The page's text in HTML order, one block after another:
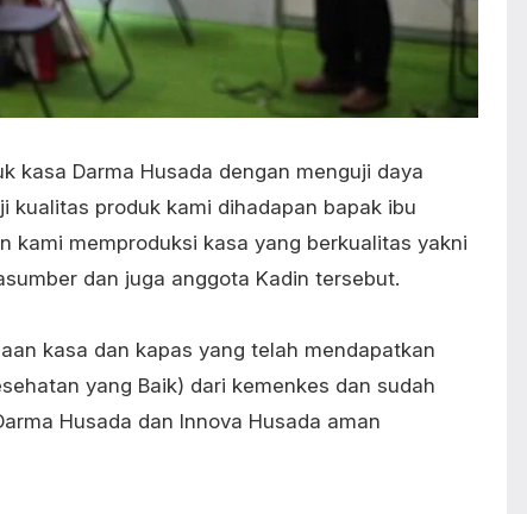
kasa Darma Husada dengan menguji daya
kualitas produk kami dihadapan bapak ibu
kami memproduksi kasa yang berkualitas yakni
dan juga anggota Kadin tersebut.
kasa dan kapas yang telah mendapatkan
yang Baik) dari kemenkes dan sudah
Husada dan Innova Husada aman